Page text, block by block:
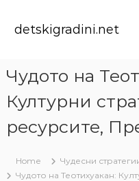
detskigradini.net
Чудото на
Културни
ресурсите,
Home
Чудесни
Чудото на Теотихуакан: